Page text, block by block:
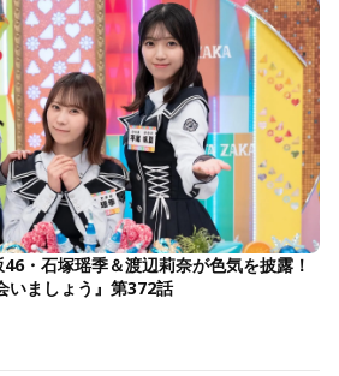
・石塚瑶季＆渡辺莉奈が色気を披露！
いましょう』第372話